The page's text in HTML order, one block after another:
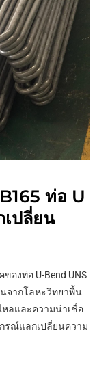
ท่อ U
ปลี่ยน
องท่อ U-Bend UNS
นจากโลหะวิทยาพื้น
ลและความน่าเชื่อ
รณ์แลกเปลี่ยนความ